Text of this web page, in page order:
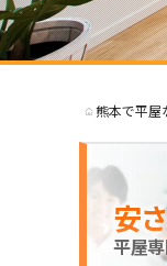
熊本で平屋
安
平屋